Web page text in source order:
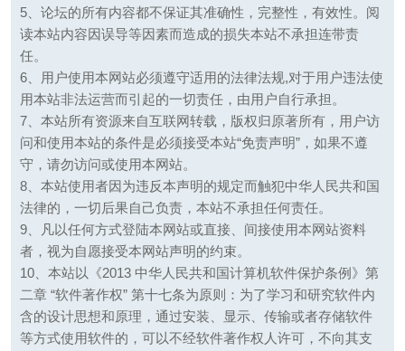
5、论坛的所有内容都不保证其准确性，完整性，有效性。阅
读本站内容因误导等因素而造成的损失本站不承担连带责
任。
6、用户使用本网站必须遵守适用的法律法规,对于用户违法使
用本站非法运营而引起的一切责任，由用户自行承担。
7、本站所有资源来自互联网转载，版权归原著所有，用户访
问和使用本站的条件是必须接受本站“免责声明”，如果不遵
守，请勿访问或使用本网站。
8、本站使用者因为违反本声明的规定而触犯中华人民共和国
法律的，一切后果自己负责，本站不承担任何责任。
9、凡以任何方式登陆本网站或直接、间接使用本网站资料
者，视为自愿接受本网站声明的约束。
10、本站以《2013 中华人民共和国计算机软件保护条例》第
二章 “软件著作权” 第十七条为原则：为了学习和研究软件内
含的设计思想和原理，通过安装、显示、传输或者存储软件
等方式使用软件的，可以不经软件著作权人许可，不向其支